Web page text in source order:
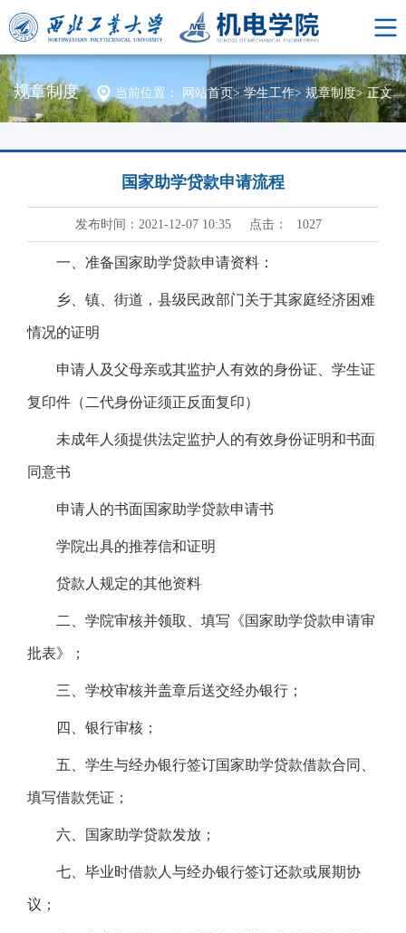
规章制度 当前位置： 网站首页> 学生工作> 规章制度> 正文
国家助学贷款申请流程
发布时间：2021-12-07 10:35 点击： 1027
一、准备国家助学贷款申请资料：
乡、镇、街道，县级民政部门关于其家庭经济困难
情况的证明
申请人及父母亲或其监护人有效的身份证、学生证
复印件（二代身份证须正反面复印）
未成年人须提供法定监护人的有效身份证明和书面
同意书
申请人的书面国家助学贷款申请书
学院出具的推荐信和证明
贷款人规定的其他资料
二、学院审核并领取、填写《国家助学贷款申请审
批表》；
三、学校审核并盖章后送交经办银行；
四、银行审核；
五、学生与经办银行签订国家助学贷款借款合同、
填写借款凭证；
六、国家助学贷款发放；
七、毕业时借款人与经办银行签订还款或展期协
议；